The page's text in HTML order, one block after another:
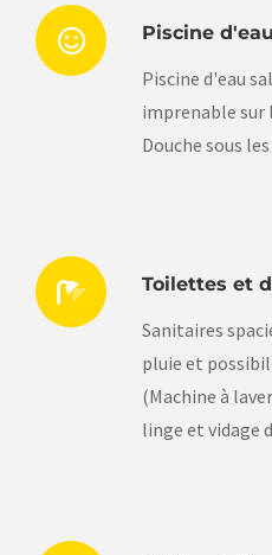
Piscine
Piscine d'eau
imprenable sur
Douche sous
Toilettes et
Sanitaires
pluie et
(Machine à
linge et vidage